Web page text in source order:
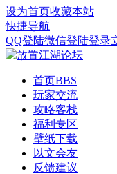
设为首页收藏本站
快捷导航
QQ登陆微信登陆登录
首页BBS
玩家交流
攻略客栈
福利专区
壁纸下载
以文会友
反馈建议